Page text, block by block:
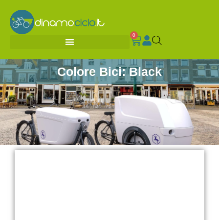
0
Colore Bici: Black